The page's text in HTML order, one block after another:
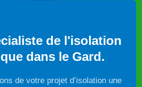
de l'isolation
dans le Gard.
de votre projet d’isolation une